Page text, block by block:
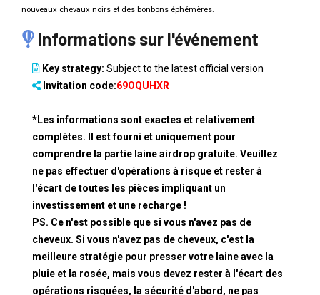
nouveaux chevaux noirs et des bonbons éphémères.
Informations sur l'événement
Key strategy: Subject to the latest official version
Invitation code:69OQUHXR
*Les informations sont exactes et relativement
complètes. Il est fourni et uniquement pour
comprendre la partie laine airdrop gratuite. Veuillez
ne pas effectuer d'opérations à risque et rester à
l'écart de toutes les pièces impliquant un
investissement et une recharge !
PS. Ce n'est possible que si vous n'avez pas de
cheveux. Si vous n'avez pas de cheveux, c'est la
meilleure stratégie pour presser votre laine avec la
pluie et la rosée, mais vous devez rester à l'écart des
opérations risquées, la sécurité d'abord, ne pas